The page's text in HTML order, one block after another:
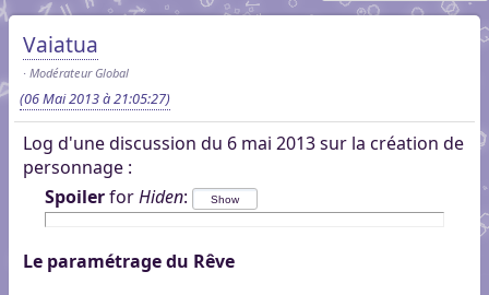
Vaiatua
Modérateur Global
(06 Mai 2013 à 21:05:27)
Log d'une discussion du 6 mai 2013 sur la création de
personnage :
SpoilerforHiden:
Le paramétrage du Rêve